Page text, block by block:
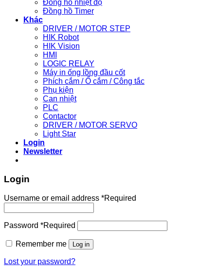
Đồng hồ nhiệt độ
Đồng hồ Timer
Khác
DRIVER / MOTOR STEP
HIK Robot
HIK Vision
HMI
LOGIC RELAY
Máy in ống lồng đầu cốt
Phích cắm / Ổ cắm / Công tắc
Phụ kiện
Can nhiệt
PLC
Contactor
DRIVER / MOTOR SERVO
Light Star
Login
Newsletter
Login
Username or email address *Required
Password *Required
Remember me Log in
Lost your password?